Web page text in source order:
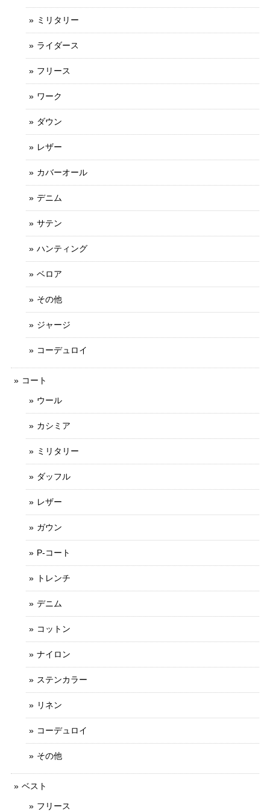
ミリタリー
ライダース
フリース
ワーク
ダウン
レザー
カバーオール
デニム
サテン
ハンティング
ベロア
その他
ジャージ
コーデュロイ
コート
ウール
カシミア
ミリタリー
ダッフル
レザー
ガウン
P-コート
トレンチ
デニム
コットン
ナイロン
ステンカラー
リネン
コーデュロイ
その他
ベスト
フリース